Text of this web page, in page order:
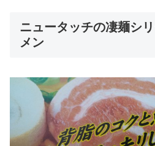
ニュータッチの凄麺シ
メン